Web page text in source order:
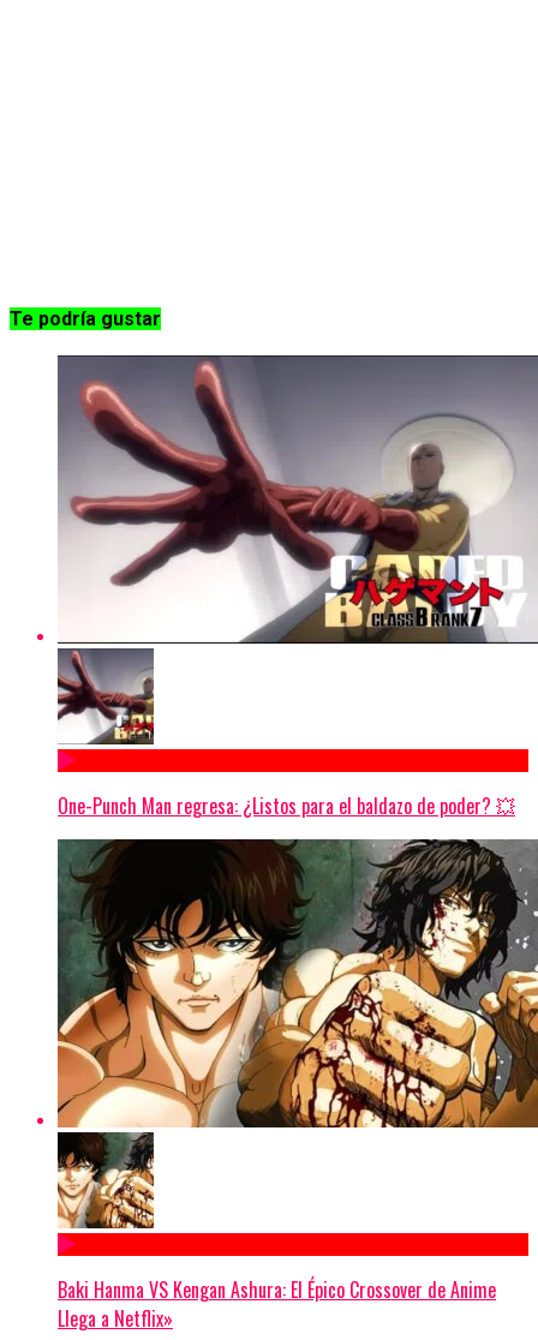
Te podría gustar
One-Punch Man regresa: ¿Listos para el baldazo de poder? 💥
Baki Hanma VS Kengan Ashura: El Épico Crossover de Anime
Llega a Netflix»